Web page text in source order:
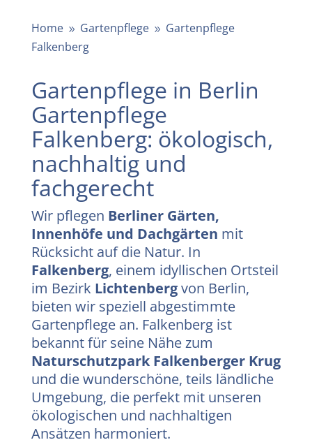
Home 9 Gartenpflege 9 Gartenpflege
Falkenberg
Gartenpflege in Berlin
Gartenpflege
Falkenberg: ökologisch,
nachhaltig und
fachgerecht
Wir pflegen Berliner Gärten,
Innenhöfe und Dachgärten mit
Rücksicht auf die Natur. In
Falkenberg, einem idyllischen Ortsteil
im Bezirk Lichtenbergvon Berlin,
bieten wir speziell abgestimmte
Gartenpflege an. Falkenberg ist
bekannt für seine Nähe zum
Naturschutzpark Falkenberger Krug
und die wunderschöne, teils ländliche
Umgebung, die perfekt mit unseren
ökologischen und nachhaltigen
Ansätzen harmoniert.